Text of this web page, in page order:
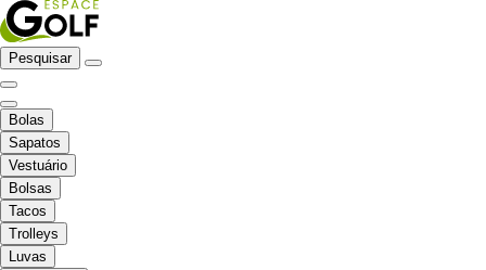
Pesquisar
Bolas
Sapatos
Vestuário
Bolsas
Tacos
Trolleys
Luvas